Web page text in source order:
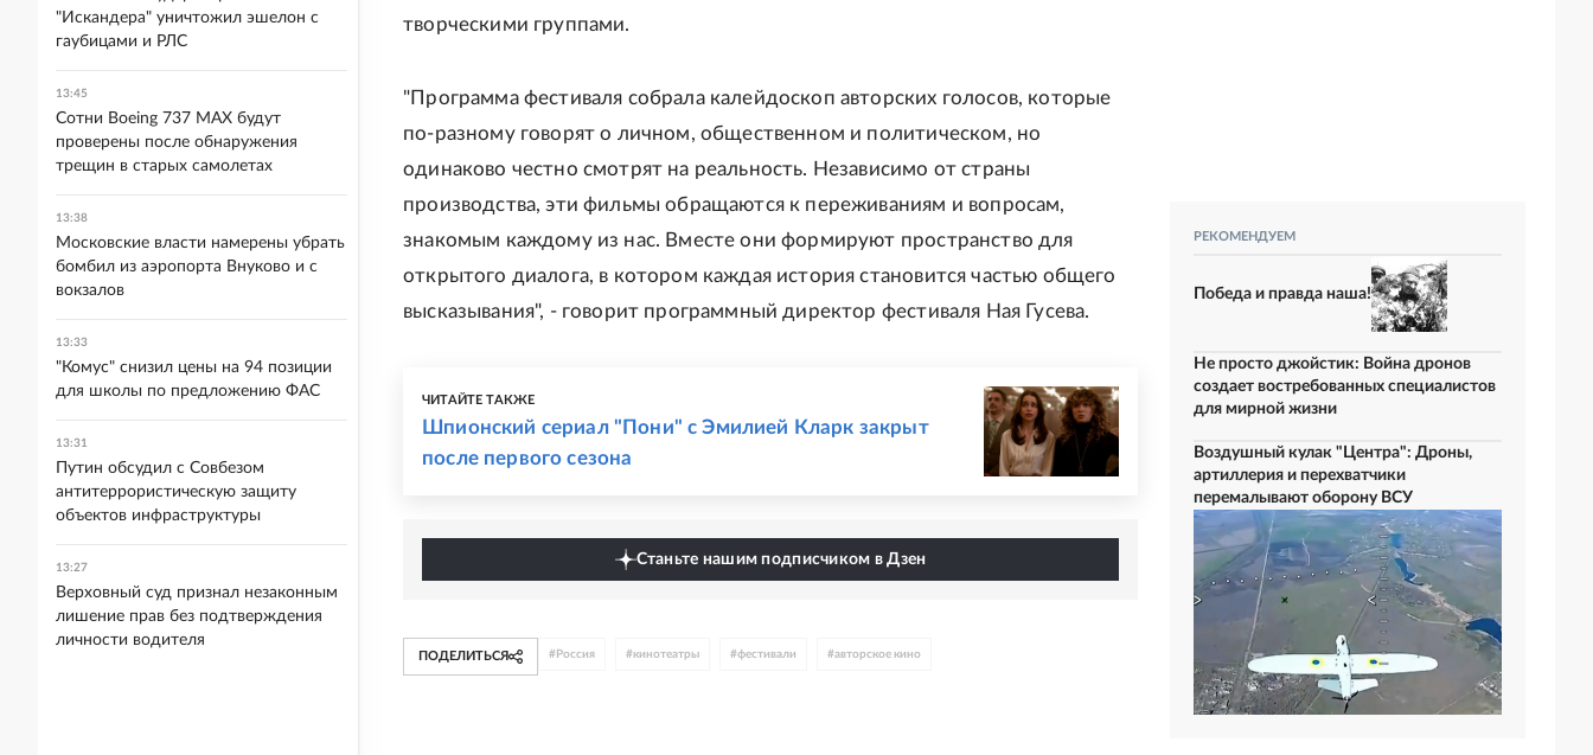
творческими группами.
"Программа фестиваля собрала калейдоскоп авторских голосов, которые
по-разному говорят о личном, общественном и политическом, но
одинаково честно смотрят на реальность. Независимо от страны
производства, эти фильмы обращаются к переживаниям и вопросам,
знакомым каждому из нас. Вместе они формируют пространство для
открытого диалога, в котором каждая история становится частью общего
высказывания", - говорит программный директор фестиваля Ная Гусева.
ЧИТАЙТЕ ТАКЖЕ
Шпионский сериал "Пони" с Эмилией Кларк закрыт
после первого сезона
Станьте нашим подписчиком в Дзен
ПОДЕЛИТЬСЯ # Россия #кинотеатры #фестивали #авторское кино
РЕКОМЕНДУЕМ
Победа и правда наша!
Не просто джойстик: Война дронов
создает востребованных специалистов
для мирной жизни
Воздушный кулак "Центра": Дроны,
артиллерия и перехватчики
перемалывают оборону ВСУ
"Искандера" уничтожил эшелон с
гаубицами и РЛС
13:45
Сотни Boeing 737 MAX будут
проверены после обнаружения
трещин в старых самолетах
13:38
Московские власти намерены убрать
бомбил из аэропорта Внуково и с
вокзалов
13:33
"Комус" снизил цены на 94 позиции
для школы по предложению ФАС
13:31
Путин обсудил с Совбезом
антитеррористическую защиту
объектов инфраструктуры
13:27
Верховный суд признал незаконным
лишение прав без подтверждения
личности водителя